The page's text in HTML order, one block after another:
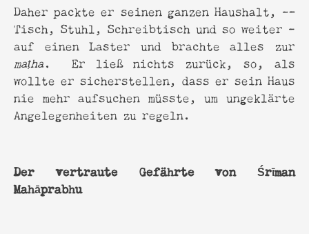
Daher packte er seinen ganzen Haushalt, —
Tisch, Stuhl, Schreibtisch und so weiter -
auf einen Laster und brachte alles zur
maṭha. Er ließ nichts zurück, so, als
wollte er sicherstellen, dass er sein Haus
nie mehr aufsuchen müsste, um ungeklärte
Angelegenheiten zu regeln.
Der vertraute Gefährte von Śrīman
Mahāprabhu